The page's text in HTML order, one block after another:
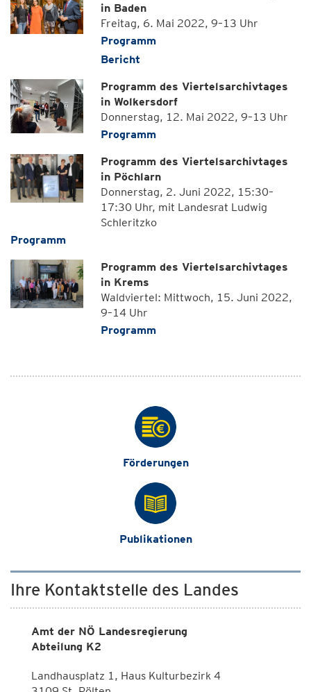
in Baden
Freitag, 6. Mai 2022, 9–13 Uhr
Programm
Bericht
Programm des Viertelsarchivtages
in Wolkersdorf
Donnerstag, 12. Mai 2022, 9–13 Uhr
Programm
Programm des Viertelsarchivtages
in Pöchlarn
Donnerstag, 2. Juni 2022, 15:30–
17:30 Uhr, mit Landesrat Ludwig
Schleritzko
Programm
Programm des Viertelsarchivtages
in Krems
Waldviertel: Mittwoch, 15. Juni 2022,
9–14 Uhr
Programm
Förderungen
Publikationen
Ihre Kontaktstelle des Landes
Amt der NÖ Landesregierung
Abteilung K2
Landhausplatz 1, Haus Kulturbezirk 4